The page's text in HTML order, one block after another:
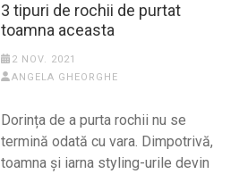
3 tipuri de rochii de purtat
toamna aceasta
2 NOV. 2021
ANGELA GHEORGHE
Dorința de a purta rochii nu se
termină odată cu vara. Dimpotrivă,
toamna și iarna styling-urile devin